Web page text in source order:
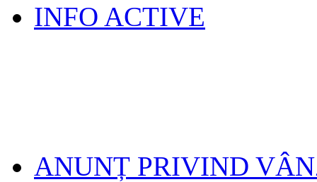
INFO ACTIVE
ANUNȚ PRIVIND